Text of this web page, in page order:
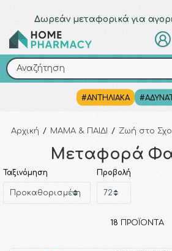
Δωρεάν μεταφορικά για
Αναζήτηση
#ΑΝΤΗΛΙΑΚΑ
Αρχική / ΜΑΜΑ & ΠΑΙΔΙ / Ζωή στο
Μεταφορά
Ταξινόμηση Προβολή
18 ΠΡΟΪΌΝΤΑ